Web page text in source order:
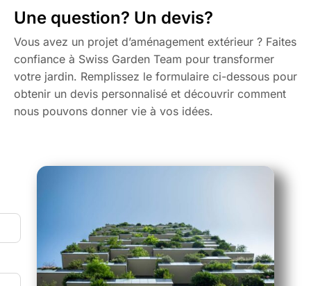
Une question? Un devis?
Vous avez un projet d’aménagement extérieur ? Faites
confiance à Swiss Garden Team pour transformer
votre jardin. Remplissez le formulaire ci-dessous pour
obtenir un devis personnalisé et découvrir comment
nous pouvons donner vie à vos idées.